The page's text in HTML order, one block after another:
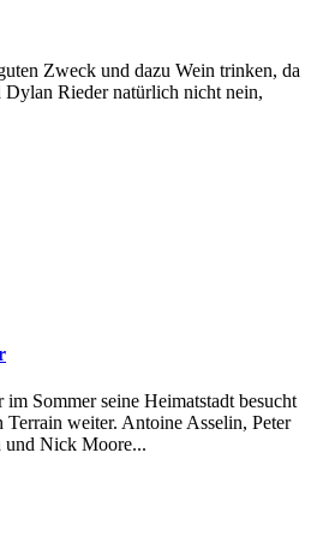
Zweck und dazu Wein trinken, da
Dylan Rieder natürlich nicht nein,
Sommer seine Heimatstadt besucht
Terrain weiter. Antoine Asselin, Peter
und Nick Moore...